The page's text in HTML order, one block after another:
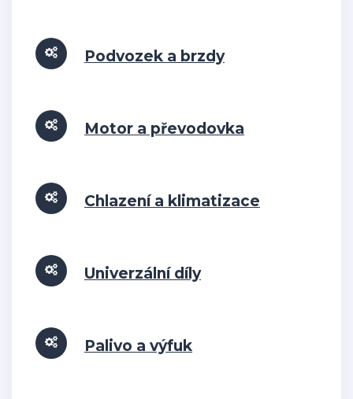
Podvozek a brzdy
Motor a převodovka
Chlazení a klimatizace
Univerzální díly
Palivo a výfuk